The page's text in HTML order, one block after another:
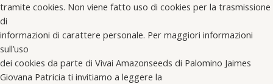
tramite cookies. Non viene fatto uso di cookies per la trasmissione
di
informazioni di carattere personale. Per maggiori informazioni
sull’uso
dei cookies da parte di Vivai Amazonseeds di Palomino Jaimes
Giovana Patricia ti invitiamo a leggere la